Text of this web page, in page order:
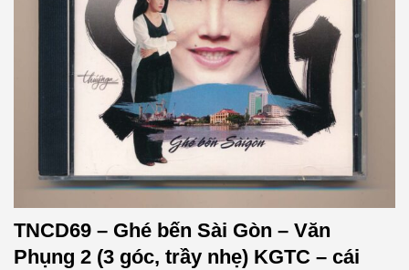
TNCD69 – Ghé bến Sài Gòn – Văn
Phụng 2 (3 góc, trầy nhẹ) KGTC – cái